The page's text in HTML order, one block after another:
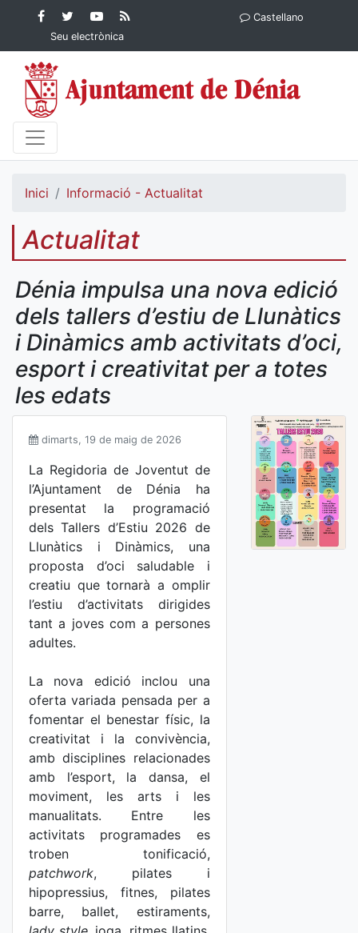
Contingut principalFacebook
Ajuntament de Dénia
Twitter
Ajuntament de
Dénia
YouTube
Ajuntament
de Dénia
Ajuntament
Seu electrònica
Castellano
Inici Informació - Actualitat
Actualitat
Dénia impulsa una nova edició
dels tallers d’estiu de Llunàtics
i Dinàmics amb activitats d’oci,
esport i creativitat per a totes
les edats
dimarts, 19 de maig de 2026
La Regidoria de Joventut de
l’Ajuntament de Dénia ha
presentat la programació
dels Tallers d’Estiu 2026 de
Llunàtics i Dinàmics, una
proposta d’oci saludable i
creatiu que tornarà a omplir
l’estiu d’activitats dirigides
tant a joves com a persones
adultes.
La nova edició inclou una
oferta variada pensada per a
fomentar el benestar físic, la
creativitat i la convivència,
amb disciplines relacionades
amb l’esport, la dansa, el
moviment, les arts i les
manualitats. Entre les
activitats programades es
troben tonificació,
patchwork, pilates i
hipopressius, fitnes, pilates
barre, ballet, estiraments,